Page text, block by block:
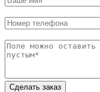
Сделать заказ